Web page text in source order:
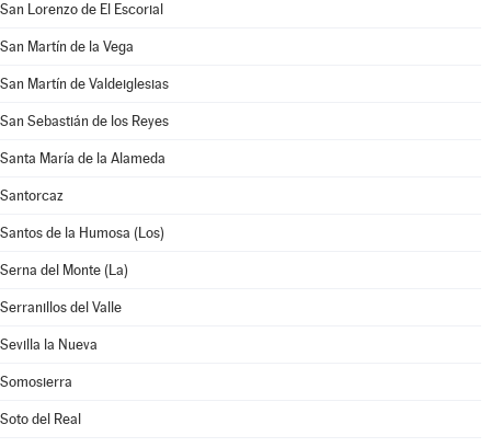
San Lorenzo de El Escorial
San Martín de la Vega
San Martín de Valdeiglesias
San Sebastián de los Reyes
Santa María de la Alameda
Santorcaz
Santos de la Humosa (Los)
Serna del Monte (La)
Serranillos del Valle
Sevilla la Nueva
Somosierra
Soto del Real